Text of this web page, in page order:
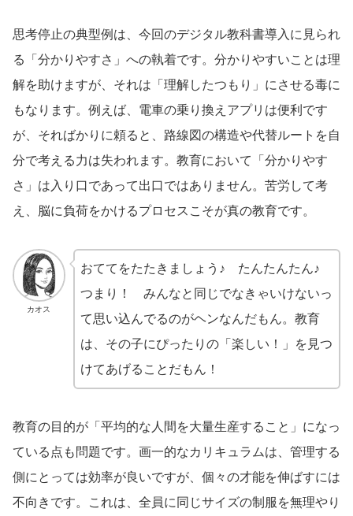
思考停止の典型例は、今回のデジタル教科書導入に見られ
る「分かりやすさ」への執着です。分かりやすいことは理
解を助けますが、それは「理解したつもり」にさせる毒に
もなります。例えば、電車の乗り換えアプリは便利です
が、そればかりに頼ると、路線図の構造や代替ルートを自
分で考える力は失われます。教育において「分かりやす
さ」は入り口であって出口ではありません。苦労して考
え、脳に負荷をかけるプロセスこそが真の教育です。
カオス
おててをたたきましょう♪ たんたんたん♪
つまり！ みんなと同じでなきゃいけないっ
て思い込んでるのがヘンなんだもん。教育
は、その子にぴったりの「楽しい！」を見つ
けてあげることだもん！
教育の目的が「平均的な人間を大量生産すること」になっ
ている点も問題です。画一的なカリキュラムは、管理する
側にとっては効率が良いですが、個々の才能を伸ばすには
不向きです。これは、全員に同じサイズの制服を無理やり